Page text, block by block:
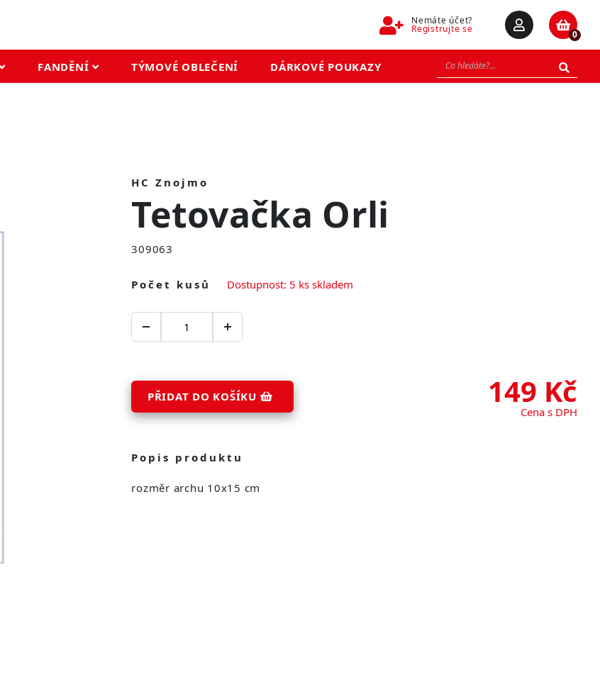
Nemáte účet?
Registrujte se 0
FANDĚNÍ TÝMOVÉ OBLEČENÍ DÁRKOVÉ POUKAZY
HC Znojmo
Tetovačka Orli
309063
Počet kusů Dostupnost: 5 ks skladem
PŘIDAT DO KOŠÍKU 149 Kč
Cena s DPH
Popis produktu
rozměr archu 10x15 cm